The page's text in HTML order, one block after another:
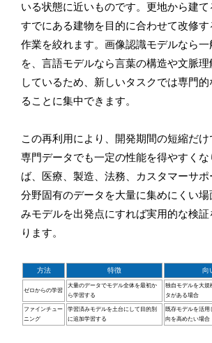
いる状態に近いものです。更地から建て
すでにある建物を目的に合わせて改修
作業を絞れます。画像認識モデルなら
を、言語モデルなら言葉の構造や文脈
しているため、新しいタスクでは専門
ることに集中できます。
この再利用により、開発期間の短縮だ
専門データでも一定の性能を得やすくな
ば、医療、製造、法務、カスタマーサポ
分野固有のデータを大量に集めにくい
みモデルを出発点にすれば実用的な検
ります。
方法 特徴 向
ゼロからの学習
大量のデータでモデル全体を最初か
ら学習する
独自モデルを大規
タがある場合
ファインチュー
ニング
学習済みモデルを土台にして目的別
に追加学習する
既存モデルを活
向を高めたい場合